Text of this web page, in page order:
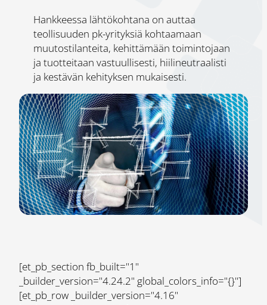
Hankkeessa lähtökohtana on auttaa
teollisuuden pk-yrityksiä kohtaamaan
muutostilanteita, kehittämään toimintojaan
ja tuotteitaan vastuullisesti, hiilineutraalisti
ja kestävän kehityksen mukaisesti.
[et_pb_section fb_built="1"
_builder_version="4.24.2" global_colors_info="{}"]
[et_pb_row _builder_version="4.16"